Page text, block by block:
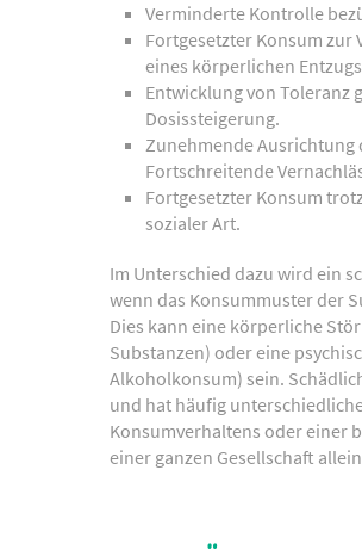
Verminderte Kontrolle
Fortgesetzter Konsum zur
eines körperlichen
Entwicklung von Toleranz
Dosissteigerung.
Zunehmende Ausrichtung
Fortschreitende
Fortgesetzter Konsum
sozialer Art.
Im Unterschied dazu wird ein
wenn das Konsummuster der
Dies kann eine körperliche
Substanzen) oder eine
Alkoholkonsum) sein.
und hat häufig
Konsumverhaltens oder einer
einer ganzen Gesellschaft